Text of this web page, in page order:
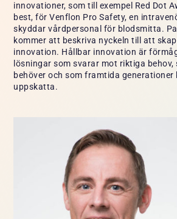
innovationer, som till exempel Red Dot
best, för Venflon Pro Safety, en
skyddar vårdpersonal för blodsmitta.
kommer att beskriva nyckeln till att
innovation. Hållbar innovation är
lösningar som svarar mot riktiga behov,
behöver och som framtida generationer
uppskatta.